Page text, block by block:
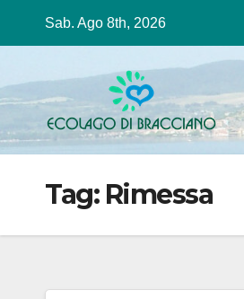
Sab. Ago 8th, 2026
Tag: Rimessa